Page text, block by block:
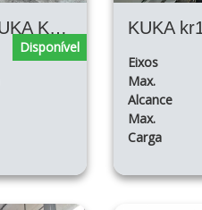
CYBERTECH KUKA KR10 R1420
Disponível
Eixos
Max.
Alcance
Max.
Carga